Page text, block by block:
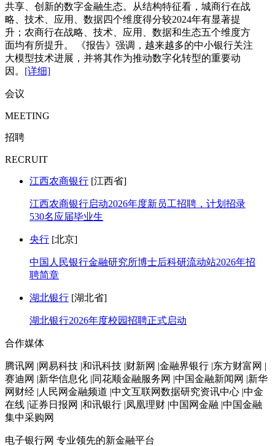
共享、创新的数字金融生态。从结构特征看，城商行在战
略、技术、应用、数据四个维度得分较2024年有显著提
升；农商行在战略、技术、应用、数据和生态五个维度方
面均有所提升。 《报告》强调，越来越多的中小银行关注
大模型技术进展，并将其作为推动数字化转型的重要动
因。 [详细]
会议
MEETING
招聘
RECRUIT
江西农商银行 [江西省]
江西农商银行启动2026年度新员工招聘，计划招录
530名应届毕业生
央行 [北京]
中国人民银行金融研究所博士后科研流动站2026年招
聘简章
湖北银行 [湖北省]
湖北银行2026年度校园招聘正式启动
合作媒体
腾讯网 |网易科技 |和讯科技 |财新网 |金融界银行 |东方财富网 |
赛迪网 |新华信息化 |同花顺金融服务网 |中国金融新闻网 |新华
网财经 |人民网金融频道 |中文互联网数据研究资讯中心 |中金
在线 |证券日报网 |和讯银行 |凤凰理财 |中国网金融 |中国金融
集中采购网
电子银行网 专业领先的新金融平台